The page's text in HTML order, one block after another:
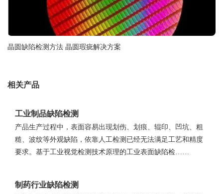
晶圆缺陷检测方法 晶圆瑕疵解决方案
相关产品
工业制品缺陷检测
产品生产过程中，表面容易出现划伤、划痕、辊印、凹坑、粗
糙、波纹等外观缺陷，依靠人工检测已经无法满足工艺和精度
要求。基于工业视觉检测技术原理的工业表面缺陷检……
制药行业缺陷检测